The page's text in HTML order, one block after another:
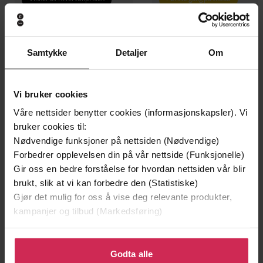
Samtykke Detaljer Om
Vi bruker cookies
Våre nettsider benytter cookies (informasjonskapsler). Vi
bruker cookies til:
Nødvendige funksjoner på nettsiden (Nødvendige)
Forbedrer opplevelsen din på vår nettside (Funksjonelle)
Gir oss en bedre forståelse for hvordan nettsiden vår blir
brukt, slik at vi kan forbedre den (Statistiske)
Gjør det mulig for oss å vise deg relevante produkter,
kampanjer og tilbud (Markedsføring)
Klikk på «Godta alle» for å gi oss ditt samtykke til å
bruke cookies for alle disse formålene. Du kan også
Godta alle
199,-
Minnesota
Jo Nesbø
EBOK
349,-
Utskudd
Jørn Lier Horst